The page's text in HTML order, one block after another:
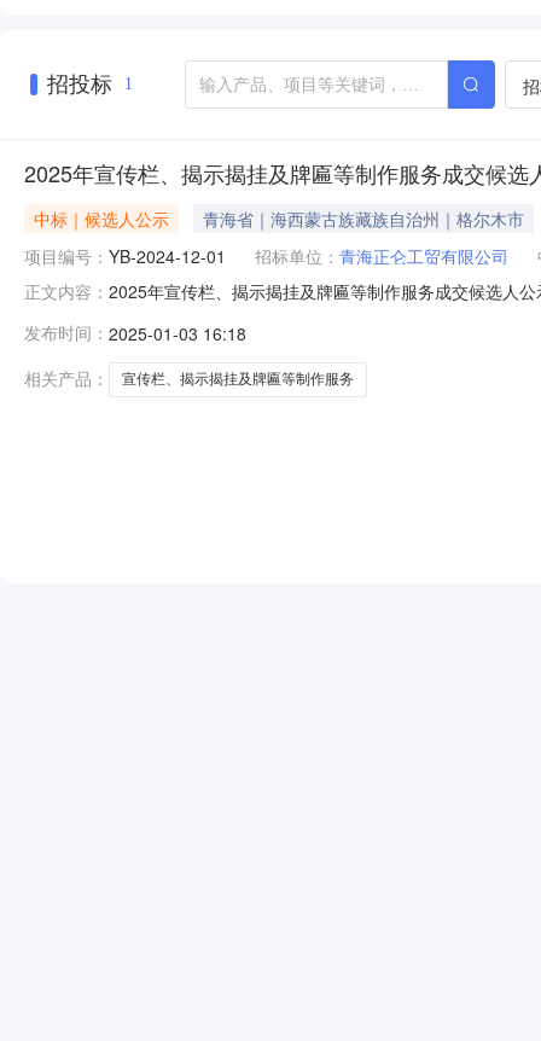
招投标 1
2025年宣传栏、揭示揭挂及牌匾等制作服务成交候选
中标｜候选人公示
青海省｜海西蒙古族藏族自治州｜格尔木市
项目编号： YB-2024-12-01 招标单位： 青海正仑工贸有限公司
正文内容： 2025年宣传栏、揭示揭挂及牌匾等制作服务成交候选人
限公司，经评标委员会对递交的投标文件进行现场审核
人：青海汉骏广告装饰
发布时间： 2025-01-03 16:18
相关产品：
宣传栏、揭示揭挂及牌匾等制作服务